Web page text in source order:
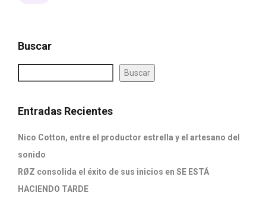
Buscar
Buscar
Entradas Recientes
Nico Cotton, entre el productor estrella y el artesano del
sonido
RØZ consolida el éxito de sus inicios en SE ESTÁ
HACIENDO TARDE